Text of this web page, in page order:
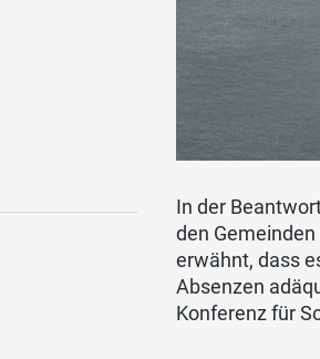
In der
den
erwähnt, dass
Absenzen
Konferenz für